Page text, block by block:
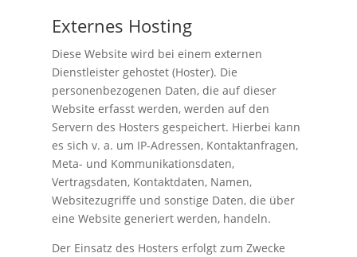
Externes Hosting
Diese Website wird bei einem externen
Dienstleister gehostet (Hoster). Die
personenbezogenen Daten, die auf dieser
Website erfasst werden, werden auf den
Servern des Hosters gespeichert. Hierbei kann
es sich v. a. um IP-Adressen, Kontaktanfragen,
Meta- und Kommunikationsdaten,
Vertragsdaten, Kontaktdaten, Namen,
Websitezugriffe und sonstige Daten, die über
eine Website generiert werden, handeln.
Der Einsatz des Hosters erfolgt zum Zwecke